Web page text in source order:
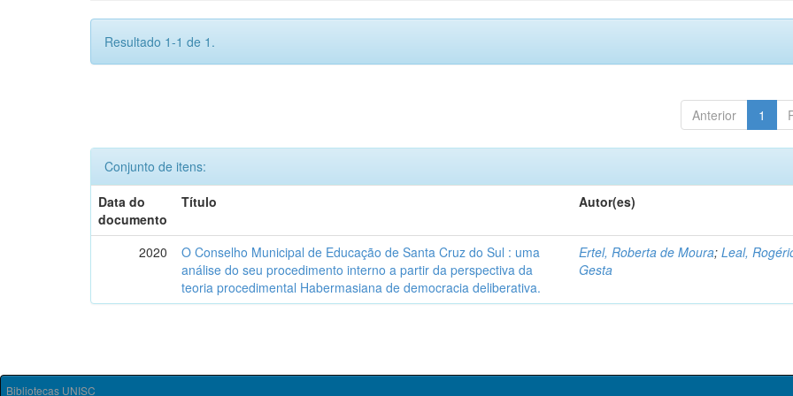
Resultado 1-1 de 1.
Anterior 1
Conjunto de itens:
Data do
documento
Título Autor(es)
2020
O Conselho Municipal de Educação de Santa Cruz do Sul : uma
análise do seu procedimento interno a partir da perspectiva da
teoria procedimental Habermasiana de democracia deliberativa.
Ertel, Roberta de Moura;Leal,
Gesta
Bibliotecas UNISC